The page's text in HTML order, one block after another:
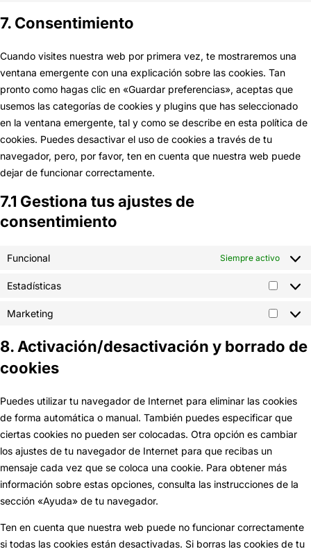
7. Consentimiento
Cuando visites nuestra web por primera vez, te mostraremos una
ventana emergente con una explicación sobre las cookies. Tan
pronto como hagas clic en «Guardar preferencias», aceptas que
usemos las categorías de cookies y plugins que has seleccionado
en la ventana emergente, tal y como se describe en esta política de
cookies. Puedes desactivar el uso de cookies a través de tu
navegador, pero, por favor, ten en cuenta que nuestra web puede
dejar de funcionar correctamente.
7.1 Gestiona tus ajustes de
consentimiento
Funcional Siempre activo
Estadísticas
Marketing
8. Activación/desactivación y borrado de
cookies
Puedes utilizar tu navegador de Internet para eliminar las cookies
de forma automática o manual. También puedes especificar que
ciertas cookies no pueden ser colocadas. Otra opción es cambiar
los ajustes de tu navegador de Internet para que recibas un
mensaje cada vez que se coloca una cookie. Para obtener más
información sobre estas opciones, consulta las instrucciones de la
sección «Ayuda» de tu navegador.
Ten en cuenta que nuestra web puede no funcionar correctamente
si todas las cookies están desactivadas. Si borras las cookies de tu